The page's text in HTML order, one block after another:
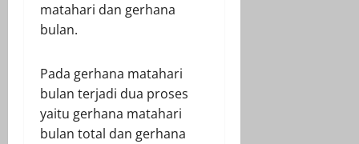
matahari dan gerhana
bulan.
Pada gerhana matahari
bulan terjadi dua proses
yaitu gerhana matahari
bulan total dan gerhana